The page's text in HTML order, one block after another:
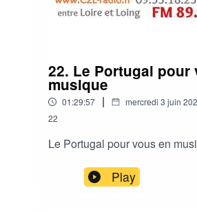
22. Le Portugal pour
musique
01:29:57 | mercredi 3 juin
22
Le Portugal pour vous en
Play